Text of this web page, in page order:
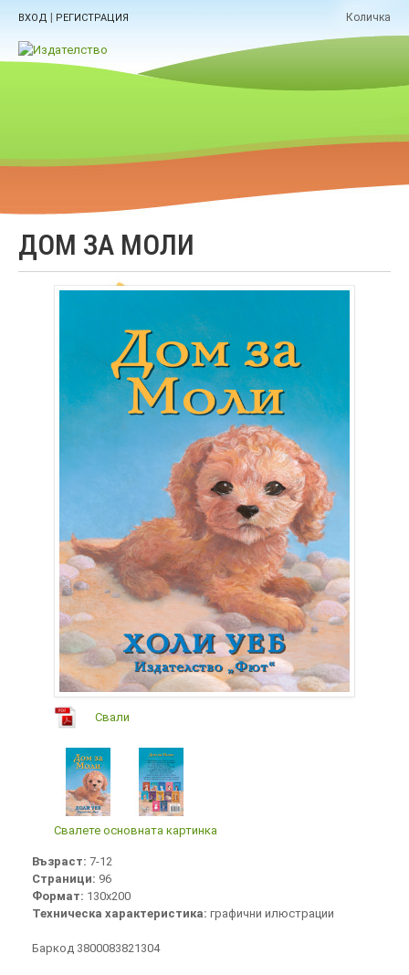
ВХОД | РЕГИСТРАЦИЯ Количка
ДОМ ЗА МОЛИ
Свали
Свалете основната картинка
Възраст: 7-12
Страници: 96
Формат: 130х200
Техническа характеристика: графични илюстрации
Баркод 3800083821304